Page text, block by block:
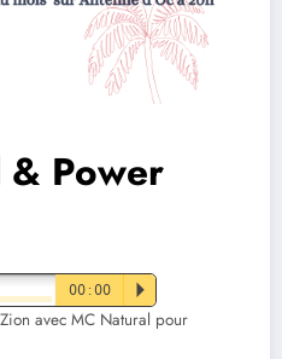
Power
00:00 P
avec MC Natural pour